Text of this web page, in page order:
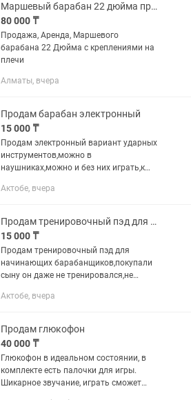
Маршевый барабан 22 дюйма продажа аренда
80 000 ₸
Продажа, Аренда, Маршевого
барабана 22 Дюйма с креплениями на
плечи
Алматы, вчера
Продам барабан электронный
15 000 ₸
Продам электронный вариант ударных
инструментов,можно в
наушниках,можно и без них играть,к
коробке
Актобе, вчера
Продам тренировочный пэд для начинающих барабанщиков
15 000 ₸
Продам тренировочный пэд для
начинающих барабанщиков,покупали
сыну он даже не тренировался,не
Актобе, вчера
Продам глюкофон
40 000 ₸
Глюкофон в идеальном состоянии, в
комплекте есть палочки для игры.
Шикарное звучание, играть сможет